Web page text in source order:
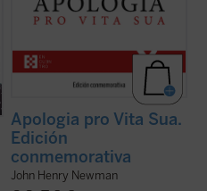
Apologia pro Vita Sua.
Edición
conmemorativa
John Henry Newman